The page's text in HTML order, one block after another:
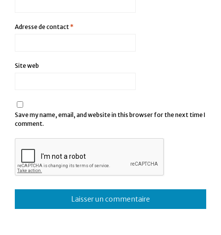
Adresse de contact*
Site web
Save my name, email, and website in this browser for the next time I
comment.